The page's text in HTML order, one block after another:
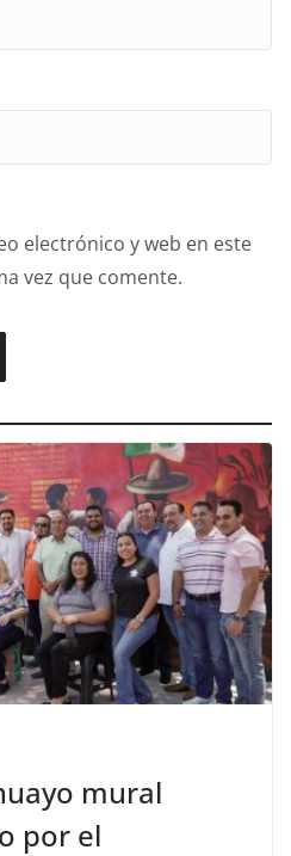
electrónico y web en este
vez que comente.
mural
por el